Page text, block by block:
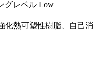
グレベル Low
化熱可塑性樹脂、自己消